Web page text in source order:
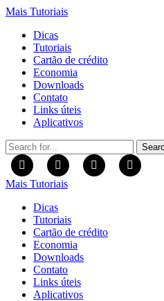
Mais Tutoriais
Dicas
Tutoriais
Cartão de crédito
Economia
Downloads
Contato
Links úteis
Aplicativos
Search
for:
Mais Tutoriais
Dicas
Tutoriais
Cartão de crédito
Economia
Downloads
Contato
Links úteis
Aplicativos